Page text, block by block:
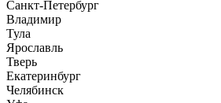
Санкт-Петербург
Владимир
Тула
Ярославль
Тверь
Екатеринбург
Челябинск